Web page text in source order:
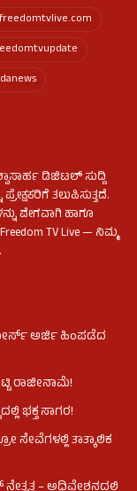
freedomtvlive.com
ಡಿಜಿಟಲ್ ಸುದ್ದಿ
ತಲುಪಿಸುತ್ತದೆ.
ವೇಗವಾಗಿ ಹಾಗೂ
TV Live — ನಿಮ್ಮ
ಅರ್ಜಿ ಹಿಂಪಡೆದ
ರಾಜೀನಾಮೆ!
ಭಕ್ತ ಸಾಗರ!
ತಾತ್ಕಾಲಿಕ